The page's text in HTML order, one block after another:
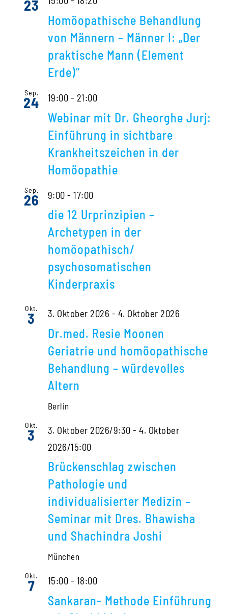
23
Homöopathische Behandlung
von Männern – Männer I: „Der
praktische Mann (Element
Erde)“
Sep.
24 19:00 - 21:00
Webinar mit Dr. Gheorghe Jurj:
Einführung in sichtbare
Krankheitszeichen in der
Homöopathie
Sep.
26 9:00 -17:00
die 12 Urprinzipien –
Archetypen in der
homöopathisch/
psychosomatischen
Kinderpraxis
Okt.
3 3. Oktober 2026 - 4. Oktober 2026
Dr.med. Resie Moonen
Geriatrie und homöopathische
Behandlung – würdevolles
Altern
Berlin
Okt.
3 3. Oktober 2026/9:30 -4. Oktober
2026/15:00
Brückenschlag zwischen
Pathologie und
individualisierter Medizin –
Seminar mit Dres. Bhawisha
und Shachindra Joshi
München
Okt.
7 15:00 - 18:00
Sankaran- Methode Einführung